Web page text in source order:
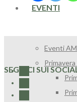
EVENTI
Eventi
SEGUICI SUI